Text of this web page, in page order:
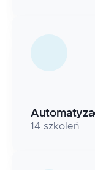
14 szkoleń